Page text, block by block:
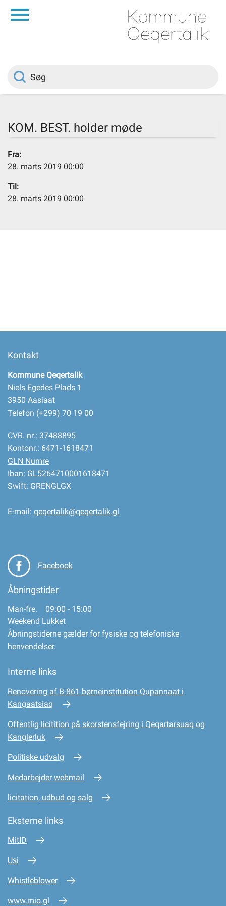
Borger
Vedtægter
KOM. BEST. holder møde
Fra:
28. marts 2019 00:00
Til:
28. marts 2019 00:00
Kontakt
Kommune Qeqertalik
Niels Egedes Plads 1
3950 Aasiaat
Telefon (+299) 70 19 00
CVR. nr.: 37488895
Kontonr.: 6471-1618471
GLN Numre
Iban: GL5264710001618471
Swift: GRENGLGX
E-mail: qeqertalik@qeqertalik.gl
Facebook
Åbningstider
Man-fre. 09:00 - 15:00
Weekend Lukket
Åbningstiderne gælder for fysiske og telefoniske
henvendelser.
Interne links
Renovering af B-861 børneinstitution Qupannaat i
Kangaatsiaq
Offentlig licitition på skorstensfejring i Qeqartarsuaq og
Kanglerluk
Politiske udvalg
Medarbejder webmail
licitation, udbud og salg
Eksterne links
MitID
Usi
Whistleblower
www.mio.gl